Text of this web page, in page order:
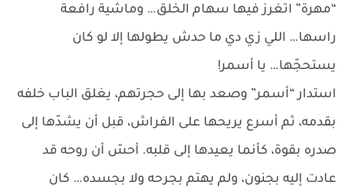
“مهرة” اتغرز فيها سهام الخلق… وماشية رافعة
راسها… اللي زي دي ما حدش يطولها إلا لو كان
يستحجّها… يا أسمر!
استدار “أسمر” وصعد بها إلى حجرتهم، يغلق الباب خلفه
بقدمه، ثم أسرع يريحها على الفراش، قبل أن يشدّها إلى
صدره بقوة، كأنما يعيدها إلى قلبه. أحسّ أن روحه قد
عادت إليه بجنون، ولم يهتم بجرحه ولا بجسده… كان